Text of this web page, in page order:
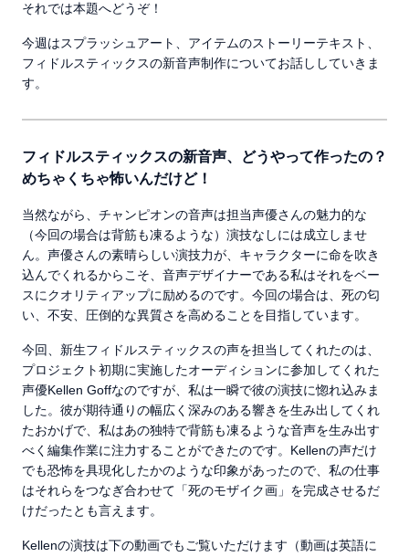
それでは本題へどうぞ！
今週はスプラッシュアート、アイテムのストーリーテキスト、
フィドルスティックスの新音声制作についてお話ししていきま
す。
フィドルスティックスの新音声、どうやって作ったの？
めちゃくちゃ怖いんだけど！
当然ながら、チャンピオンの音声は担当声優さんの魅力的な
（今回の場合は背筋も凍るような）演技なしには成立しませ
ん。声優さんの素晴らしい演技力が、キャラクターに命を吹き
込んでくれるからこそ、音声デザイナーである私はそれをベー
スにクオリティアップに励めるのです。今回の場合は、死の匂
い、不安、圧倒的な異質さを高めることを目指しています。
今回、新生フィドルスティックスの声を担当してくれたのは、
プロジェクト初期に実施したオーディションに参加してくれた
声優Kellen Goffなのですが、私は一瞬で彼の演技に惚れ込みま
した。彼が期待通りの幅広く深みのある響きを生み出してくれ
たおかげで、私はあの独特で背筋も凍るような音声を生み出す
べく編集作業に注力することができたのです。Kellenの声だけ
でも恐怖を具現化したかのような印象があったので、私の仕事
はそれらをつなぎ合わせて「死のモザイク画」を完成させるだ
けだったとも言えます。
Kellenの演技は下の動画でもご覧いただけます（動画は英語に